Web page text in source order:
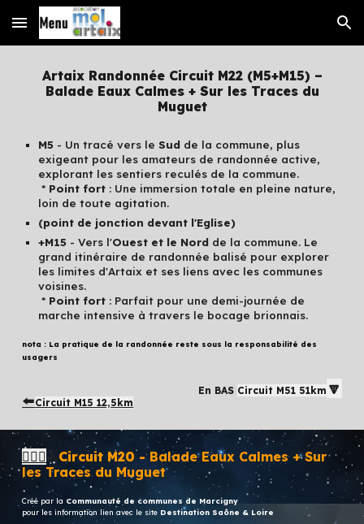
Skip to main content Skip to navigation
Artaix Randonnée Circuit M22 (M5+M15) –
Balade Eaux Calmes + Sur les Traces du
Muguet
M5 - Un tracé vers leSud de la commune, plus
exigeant pour les amateurs de randonnée active,
explorant les sentiers reculés de la commune.
* Point fort : Une immersion totale en pleine nature,
loin de toute agitation.
(point de jonction devant l'Eglise)
+M15 - Vers l'Ouest et le Nord de la commune. Le
grand itinéraire de randonnée balisé pour explorer
les limites d'Artaix et ses liens avec les communes
voisines.
* Point fort : Parfait pour une demi-journée de
marche intensive à travers le bocage brionnais.
nota : La pratique de la randonnée reste sous la responsabilité des
usagers
En BAS Circuit M51 51km 🔽
⬅️Circuit M15 12,5km
🚶🏻‍♂️ 🚴 Circuit M20 - Balade Eaux Calmes + Sur
les Traces du Muguet
Créé par la Communauté de communes de Marcigny
pour les information lien avec le site Destination Saône & Loire